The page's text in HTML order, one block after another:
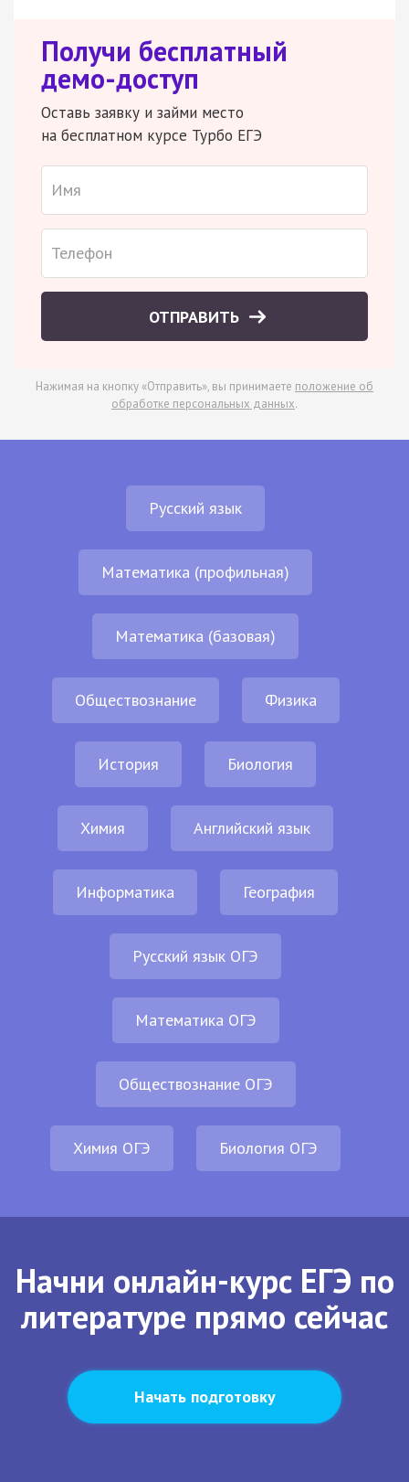
Получи бесплатный
демо-доступ
Оставь заявку и займи место
на бесплатном курсе Турбо ЕГЭ
ОТПРАВИТЬ
Нажимая на кнопку «Отправить», вы принимаете положение об
обработке персональных данных.
Русский язык
Математика (профильная)
Математика (базовая)
Обществознание Физика
История Биология
Химия Английский язык
Информатика География
Русский язык ОГЭ
Математика ОГЭ
Обществознание ОГЭ
Химия ОГЭ Биология ОГЭ
Начни онлайн-курс ЕГЭ по
литературе прямо сейчас
Начать подготовку